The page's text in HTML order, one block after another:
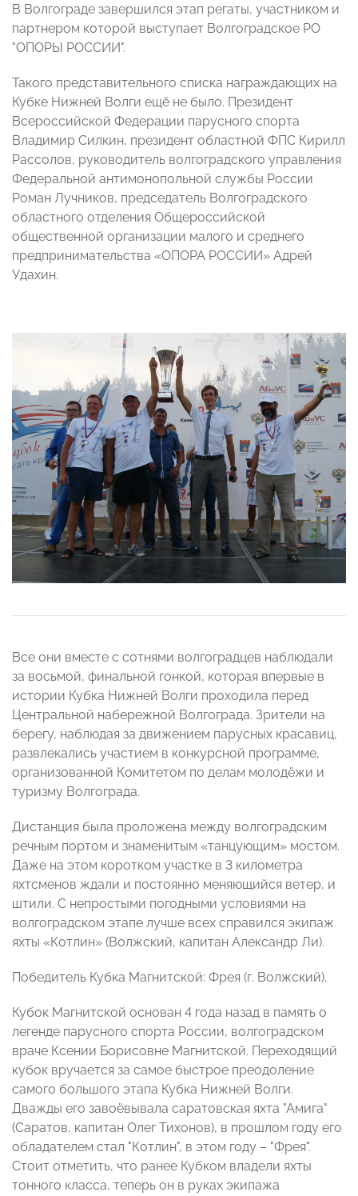
В Волгограде завершился этап регаты, участником и
партнером которой выступает Волгоградское РО
"ОПОРЫ РОССИИ".
Такого представительного списка награждающих на
Кубке Нижней Волги ещё не было. Президент
Всероссийской Федерации парусного спорта
Владимир Силкин, президент областной ФПС Кирилл
Рассолов, руководитель волгоградского управления
Федеральной антимонопольной службы России
Роман Лучников, председатель Волгоградского
областного отделения Общероссийской
общественной организации малого и среднего
предпринимательства «ОПОРА РОССИИ» Адрей
Удахин.
Все они вместе с сотнями волгоградцев наблюдали
за восьмой, финальной гонкой, которая впервые в
истории Кубка Нижней Волги проходила перед
Центральной набережной Волгограда. Зрители на
берегу, наблюдая за движением парусных красавиц,
развлекались участием в конкурсной программе,
организованной Комитетом по делам молодёжи и
туризму Волгограда.
Дистанция была проложена между волгоградским
речным портом и знаменитым «танцующим» мостом.
Даже на этом коротком участке в 3 километра
яхтсменов ждали и постоянно меняющийся ветер, и
штили. С непростыми погодными условиями на
волгоградском этапе лучше всех справился экипаж
яхты «Котлин» (Волжский, капитан Александр Ли).
Победитель Кубка Магнитской: Фрея (г. Волжский).
Кубок Магнитской основан 4 года назад в память о
легенде парусного спорта России, волгоградском
враче Ксении Борисовне Магнитской. Переходящий
кубок вручается за самое быстрое преодоление
самого большого этапа Кубка Нижней Волги.
Дважды его завоёвывала саратовская яхта "Амига"
(Саратов, капитан Олег Тихонов), в прошлом году его
обладателем стал "Котлин", в этом году – "Фрея".
Стоит отметить, что ранее Кубком владели яхты
тонного класса, теперь он в руках экипажа